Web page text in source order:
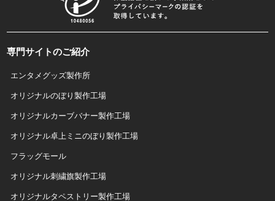
専門サイトのご紹介
エンタメグッズ製作所
オリジナルのぼり製作工場
オリジナルカーブバナー製作工場
オリジナル卓上ミニのぼり製作工場
フラッグモール
オリジナル刺繍旗製作工場
オリジナルタペストリー製作工場